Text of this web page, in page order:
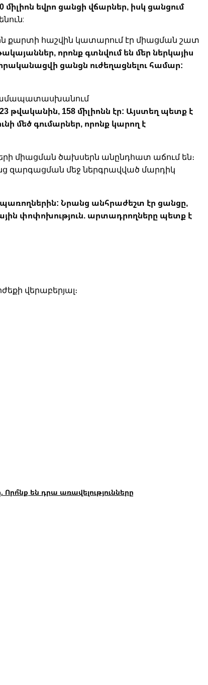
եվրո ցանցի վճարներ, իսկ ցանցում
քարտի հաշվին կատարում էր միացման շատ
որոնք գտնվում են մեր ներկայիս
ցանցն ուժեղացնելու համար:
համապատասխանում
թվականին, 158 միլիոնն էր: Այստեղ պետք է
մեծ գումարներ, որոնք կարող է
միացման ծախսերն անընդհատ աճում են։
զարգացման մեջ ներգրավված մարդիկ
Նրանց անհրաժեշտ էր ցանցը,
փոփոխություն. արտադրողները պետք է
վերաբերյալ։
են դրա առավելությունները